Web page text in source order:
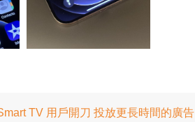
TV 用戶開刀 投放更長時間的廣告